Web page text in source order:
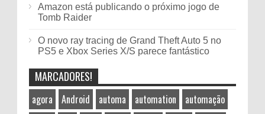
Amazon está publicando o próximo jogo de
Tomb Raider
O novo ray tracing de Grand Theft Auto 5 no
PS5 e Xbox Series X/S parece fantástico
MARCADORES!
agora Android automa automation
automação